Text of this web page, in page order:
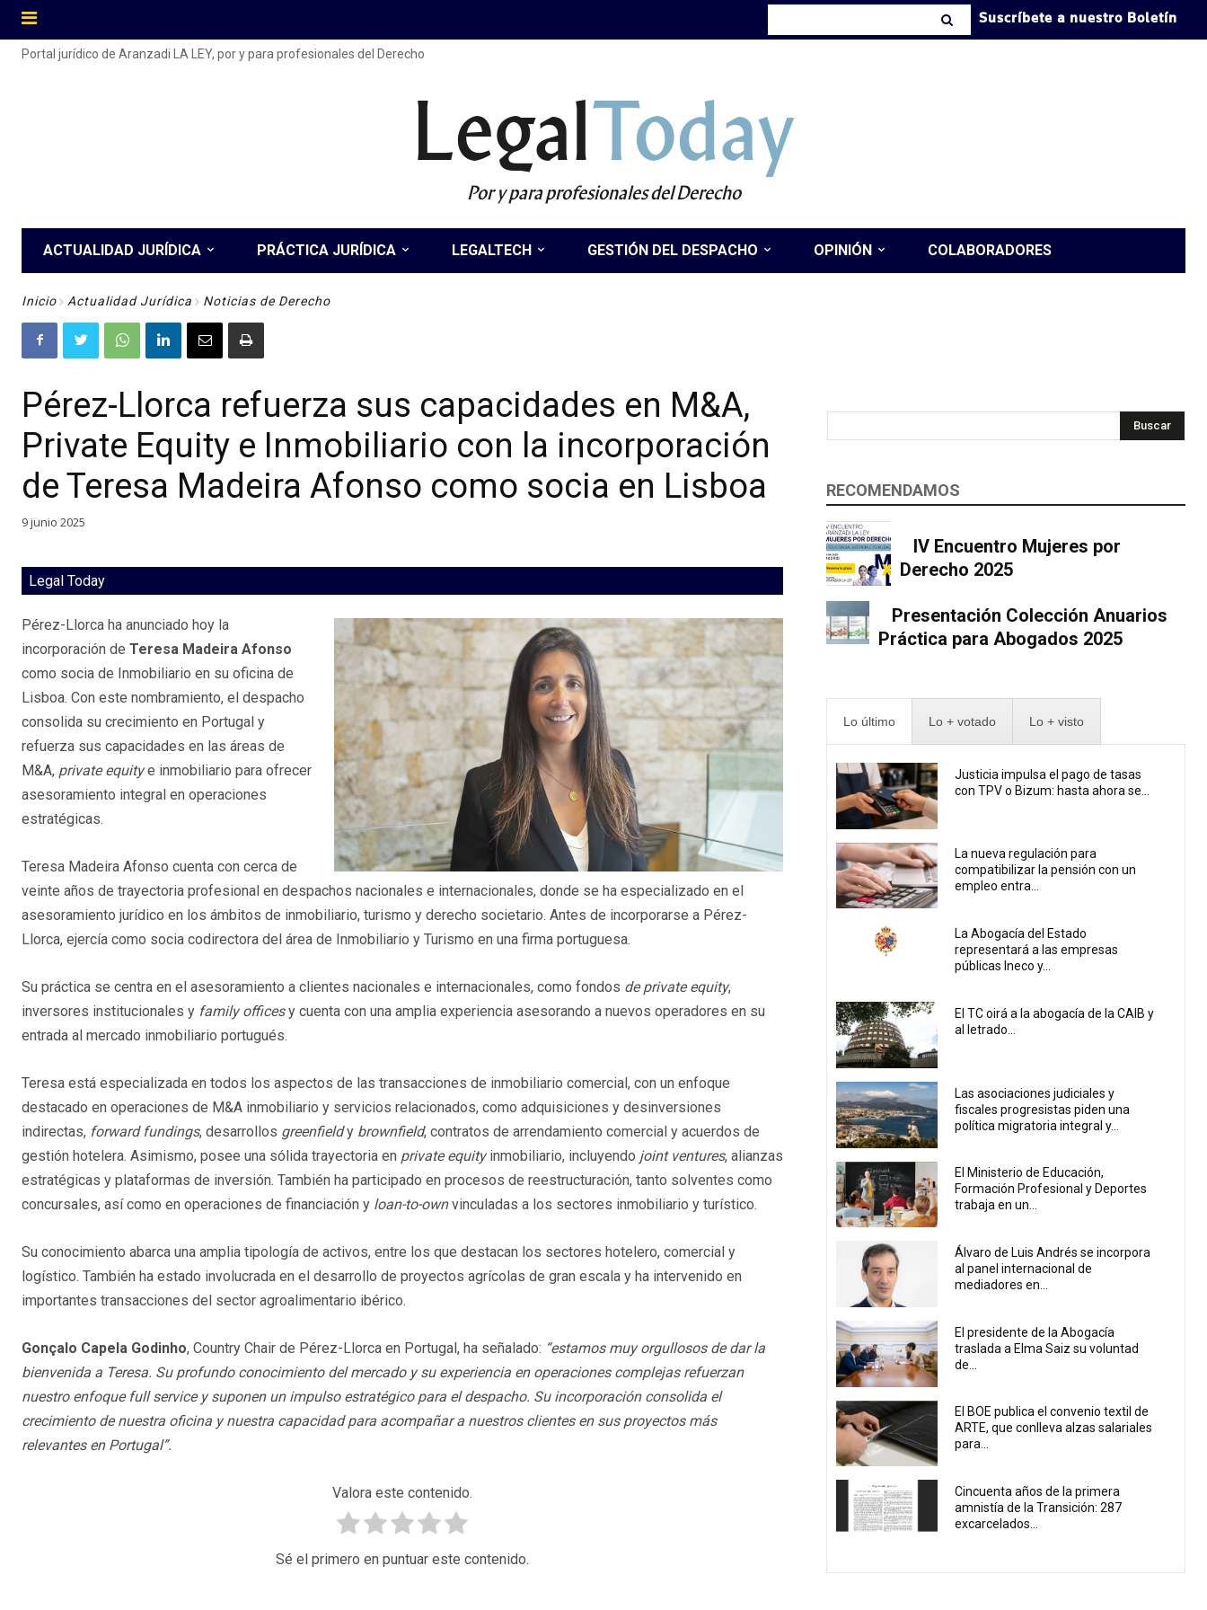
Suscríbete a nuestro Boletín
Portal jurídico de Aranzadi LA LEY, por y para profesionales del Derecho
LegalToday
Por y para profesionales del Derecho
ACTUALIDAD JURÍDICA PRÁCTICA JURÍDICA LEGALTECH GESTIÓN DEL DESPACHO OPINIÓN COLABORADORES
Inicio Actualidad Jurídica Noticias de Derecho
Pérez-Llorca refuerza sus capacidades en M&A,
Private Equity e Inmobiliario con la incorporación
de Teresa Madeira Afonso como socia en Lisboa
9 junio 2025
Legal Today
Pérez-Llorca ha anunciado hoy la
incorporación de Teresa Madeira Afonso
como socia de Inmobiliario en su oficina de
Lisboa. Con este nombramiento, el despacho
consolida su crecimiento en Portugal y
refuerza sus capacidades en las áreas de
M&A, private equitye inmobiliario para ofrecer
asesoramiento integral en operaciones
estratégicas.
Teresa Madeira Afonso cuenta con cerca de
veinte años de trayectoria profesional en despachos nacionales e internacionales, donde se ha especializado en el
asesoramiento jurídico en los ámbitos de inmobiliario, turismo y derecho societario. Antes de incorporarse a Pérez-
Llorca, ejercía como socia codirectora del área de Inmobiliario y Turismo en una firma portuguesa.
Su práctica se centra en el asesoramiento a clientes nacionales e internacionales, como fondos de private equity,
inversores institucionales y family officesy cuenta con una amplia experiencia asesorando a nuevos operadores en su
entrada al mercado inmobiliario portugués.
Teresa está especializada en todos los aspectos de las transacciones de inmobiliario comercial, con un enfoque
destacado en operaciones de M&A inmobiliario y servicios relacionados, como adquisiciones y desinversiones
indirectas, forward fundings, desarrollos greenfieldy brownfield, contratos de arrendamiento comercial y acuerdos de
gestión hotelera. Asimismo, posee una sólida trayectoria en private equityinmobiliario, incluyendo joint ventures, alianzas
estratégicas y plataformas de inversión. También ha participado en procesos de reestructuración, tanto solventes como
concursales, así como en operaciones de financiación y loan-to-ownvinculadas a los sectores inmobiliario y turístico.
Su conocimiento abarca una amplia tipología de activos, entre los que destacan los sectores hotelero, comercial y
logístico. También ha estado involucrada en el desarrollo de proyectos agrícolas de gran escala y ha intervenido en
importantes transacciones del sector agroalimentario ibérico.
Gonçalo Capela Godinho, Country Chair de Pérez-Llorca en Portugal, ha señalado: “estamos muy orgullosos de dar la
bienvenida a Teresa. Su profundo conocimiento del mercado y su experiencia en operaciones complejas refuerzan
nuestro enfoque full service y suponen un impulso estratégico para el despacho. Su incorporación consolida el
crecimiento de nuestra oficina y nuestra capacidad para acompañar a nuestros clientes en sus proyectos más
relevantes en Portugal”.
Valora este contenido.
Sé el primero en puntuar este contenido.
Buscar
RECOMENDAMOS
IV Encuentro Mujeres por
Derecho 2025
Presentación Colección Anuarios
Práctica para Abogados 2025
Lo último Lo + votado Lo + visto
Justicia impulsa el pago de tasas
con TPV o Bizum: hasta ahora se...
La nueva regulación para
compatibilizar la pensión con un
empleo entra...
La Abogacía del Estado
representará a las empresas
públicas Ineco y...
El TC oirá a la abogacía de la CAIB y
al letrado...
Las asociaciones judiciales y
fiscales progresistas piden una
política migratoria integral y...
El Ministerio de Educación,
Formación Profesional y Deportes
trabaja en un...
Álvaro de Luis Andrés se incorpora
al panel internacional de
mediadores en...
El presidente de la Abogacía
traslada a Elma Saiz su voluntad
de...
El BOE publica el convenio textil de
ARTE, que conlleva alzas salariales
para...
Cincuenta años de la primera
amnistía de la Transición: 287
excarcelados...